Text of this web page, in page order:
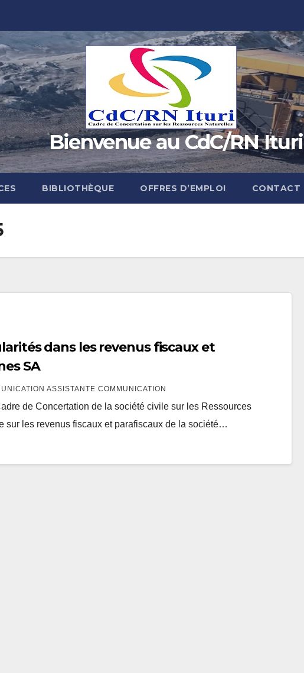
Bienvenue au CdC/RN Ituri
BIBLIOTHÈQUE OFFRES D’EMPLOI CONTACT
dans les revenus fiscaux et
SA
ASSISTANTE COMMUNICATION
de Concertation de la société civile sur les Ressources
sur les revenus fiscaux et parafiscaux de la société…